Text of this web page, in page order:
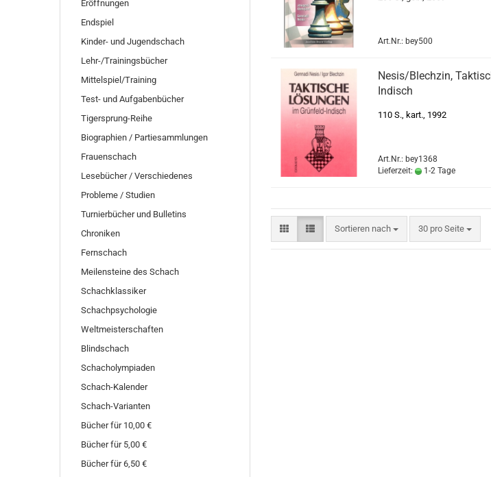
Art.Nr.: bey500
Nesis/Blechzin,
Indisch
110 S., kart., 1992
Art.Nr.: bey1368
Lieferzeit:
1-2 Tage
Sortieren nach
Sortieren nach 30 pro Seite
pro Seite
Eröffnungen
Endspiel
Kinder- und Jugendschach
Lehr-/Trainingsbücher
Mittelspiel/Training
Test- und Aufgabenbücher
Tigersprung-Reihe
Biographien / Partiesammlungen
Frauenschach
Lesebücher / Verschiedenes
Probleme / Studien
Turnierbücher und Bulletins
Chroniken
Fernschach
Meilensteine des Schach
Schachklassiker
Schachpsychologie
Weltmeisterschaften
Blindschach
Schacholympiaden
Schach-Kalender
Schach-Varianten
Bücher für 10,00 €
Bücher für 5,00 €
Bücher für 6,50 €